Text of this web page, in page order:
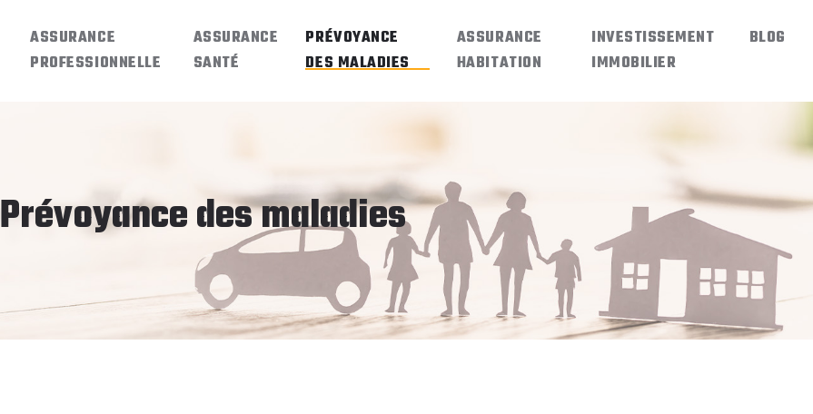
ASSURANCE
PROFESSIONNELLE
ASSURANCE
SANTÉ
PRÉVOYANCE
DES MALADIES
ASSURANCE
HABITATION
INVESTISSEMENT
IMMOBILIER
BLOG
Prévoyance des maladies